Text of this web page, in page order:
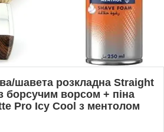
шавета розкладна Straight
борсучим ворсом + піна
Pro Icy Cool з ментолом